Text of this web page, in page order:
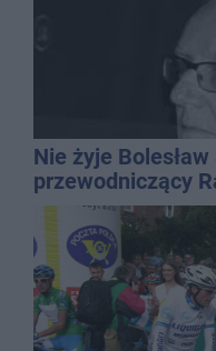
Nie żyje Bolesław
przewodniczący
dyrektor SP 14